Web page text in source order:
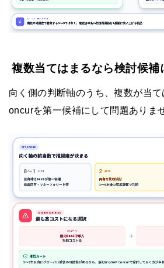
複数当てはまるなら検討候補
向く側の判断軸のうち、複数が当
oncurを第一候補にして問題ありま